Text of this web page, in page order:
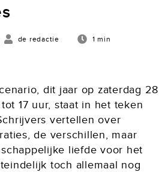
de redactie 1 min
dit jaar op zaterdag 28
17 uur, staat in het teken
vertellen over
de verschillen, maar
liefde voor het
toch allemaal nog